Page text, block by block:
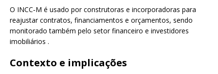
O INCC‑M é usado por construtoras e incorporadoras para
reajustar contratos, financiamentos e orçamentos, sendo
monitorado também pelo setor financeiro e investidores
imobiliários .
Contexto e implicações